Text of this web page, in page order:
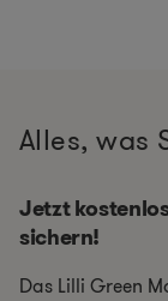
Alles, was
Jetzt
sichern!
Das Lilli Green